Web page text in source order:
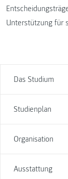
Das Studium
Studienplan
Organisation
Ausstattung
Unterstützung für